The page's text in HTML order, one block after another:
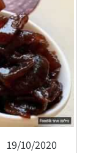
19/10/2020